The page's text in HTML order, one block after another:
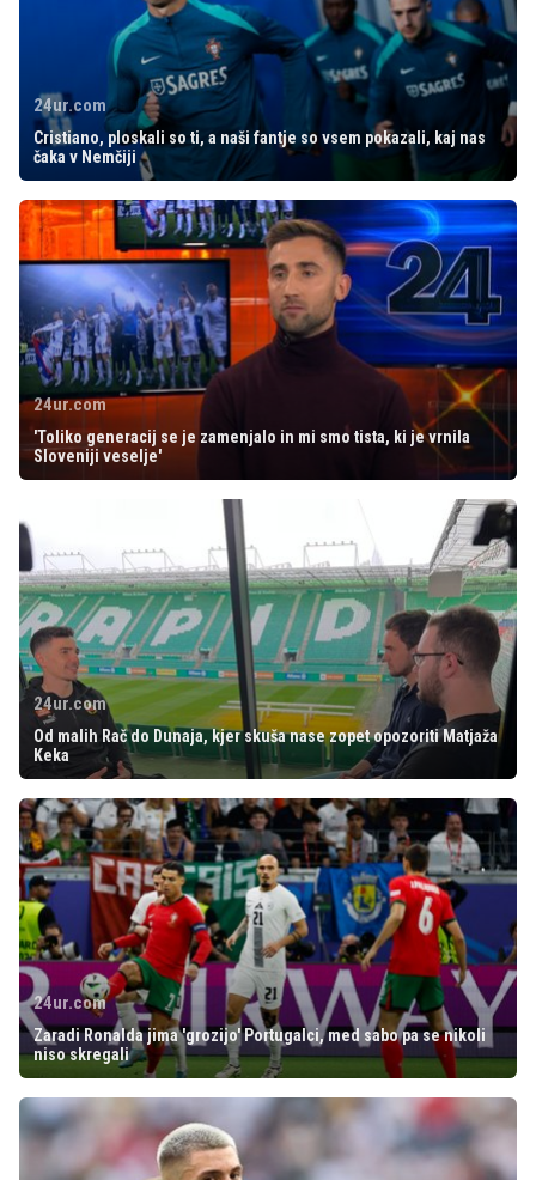
24ur.com
Cristiano, ploskali so ti, a naši fantje so vsem pokazali, kaj nas
čaka v Nemčiji
24ur.com
'Toliko generacij se je zamenjalo in mi smo tista, ki je vrnila
Sloveniji veselje'
24ur.com
Od malih Rač do Dunaja, kjer skuša nase zopet opozoriti Matjaža
Keka
24ur.com
Zaradi Ronalda jima 'grozijo' Portugalci, med sabo pa se nikoli
niso skregali